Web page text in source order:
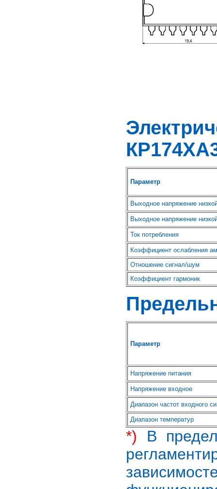
Параметр
Выходное напряжение
Выходное напряжение
Ток потребления
Коэффициент ослабления
Отношение сигнал/шум
Коэффициент гармоник
Параметр
Напряжение питания
Напряжение входное
Диапазон частот входного
Диапазон температур
*) В